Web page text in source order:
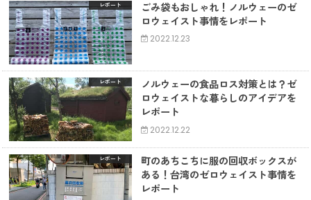
レポート
ごみ袋もおしゃれ！ノルウェーのゼ
ロウェイスト事情をレポート
2022.12.23
レポート
ノルウェーの食品ロス対策とは？ゼ
ロウェイストな暮らしのアイデアを
レポート
2022.12.22
レポート
町のあちこちに服の回収ボックスが
ある！台湾のゼロウェイスト事情を
レポート